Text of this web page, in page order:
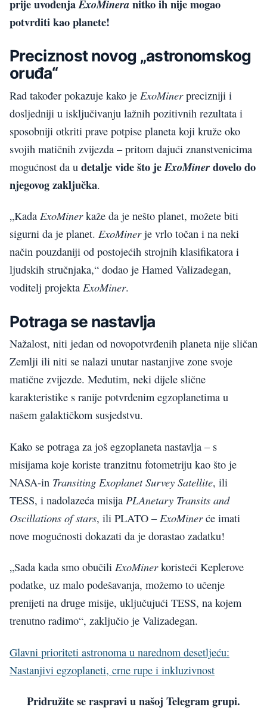
prije uvođenjaExoMineranitko ih nije mogao
potvrditi kao planete!
Preciznost novog „astronomskog
oruđa“
Rad također pokazuje kako je ExoMinerprecizniji i
dosljedniji u isključivanju lažnih pozitivnih rezultata i
sposobniji otkriti prave potpise planeta koji kruže oko
svojih matičnih zvijezda – pritom dajući znanstvenicima
mogućnost da u detalje vide što jeExoMinerdovelo do
njegovog zaključka.
„Kada ExoMinerkaže da je nešto planet, možete biti
sigurni da je planet. ExoMinerje vrlo točan i na neki
način pouzdaniji od postojećih strojnih klasifikatora i
ljudskih stručnjaka,“ dodao je Hamed Valizadegan,
voditelj projekta ExoMiner.
Potraga se nastavlja
Nažalost, niti jedan od novopotvrđenih planeta nije sličan
Zemlji ili niti se nalazi unutar nastanjive zone svoje
matične zvijezde. Međutim, neki dijele slične
karakteristike s ranije potvrđenim egzoplanetima u
našem galaktičkom susjedstvu.
Kako se potraga za još egzoplaneta nastavlja – s
misijama koje koriste tranzitnu fotometriju kao što je
NASA-in Transiting Exoplanet Survey Satellite, ili
TESS, i nadolazeća misija PLAnetary Transits and
Oscillations of stars, ili PLATO – ExoMinerće imati
nove mogućnosti dokazati da je dorastao zadatku!
„Sada kada smo obučili ExoMinerkoristeći Keplerove
podatke, uz malo podešavanja, možemo to učenje
prenijeti na druge misije, uključujući TESS, na kojem
trenutno radimo“, zaključio je Valizadegan.
Glavni prioriteti astronoma u narednom desetljeću:
Nastanjivi egzoplaneti, crne rupe i inkluzivnost
Pridružite se raspravi u našoj Telegram grupi.